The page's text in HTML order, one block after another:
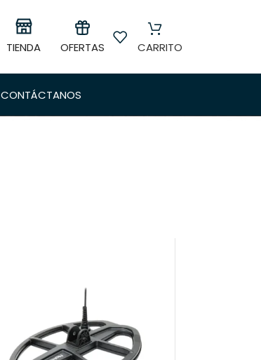
TIENDA OFERTAS CARRITO
CONTÁCTANOS